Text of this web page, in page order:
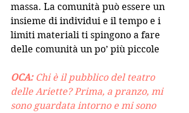
massa. La comunità può essere un
insieme di individui e il tempo e i
limiti materiali ti spingono a fare
delle comunità un po’ più piccole
OCA: Chi è il pubblico del teatro
delle Ariette? Prima, a pranzo, mi
sono guardata intorno e mi sono